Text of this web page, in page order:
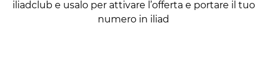
iliadclub e usalo per attivare l’offerta e portare il tuo
numero in iliad